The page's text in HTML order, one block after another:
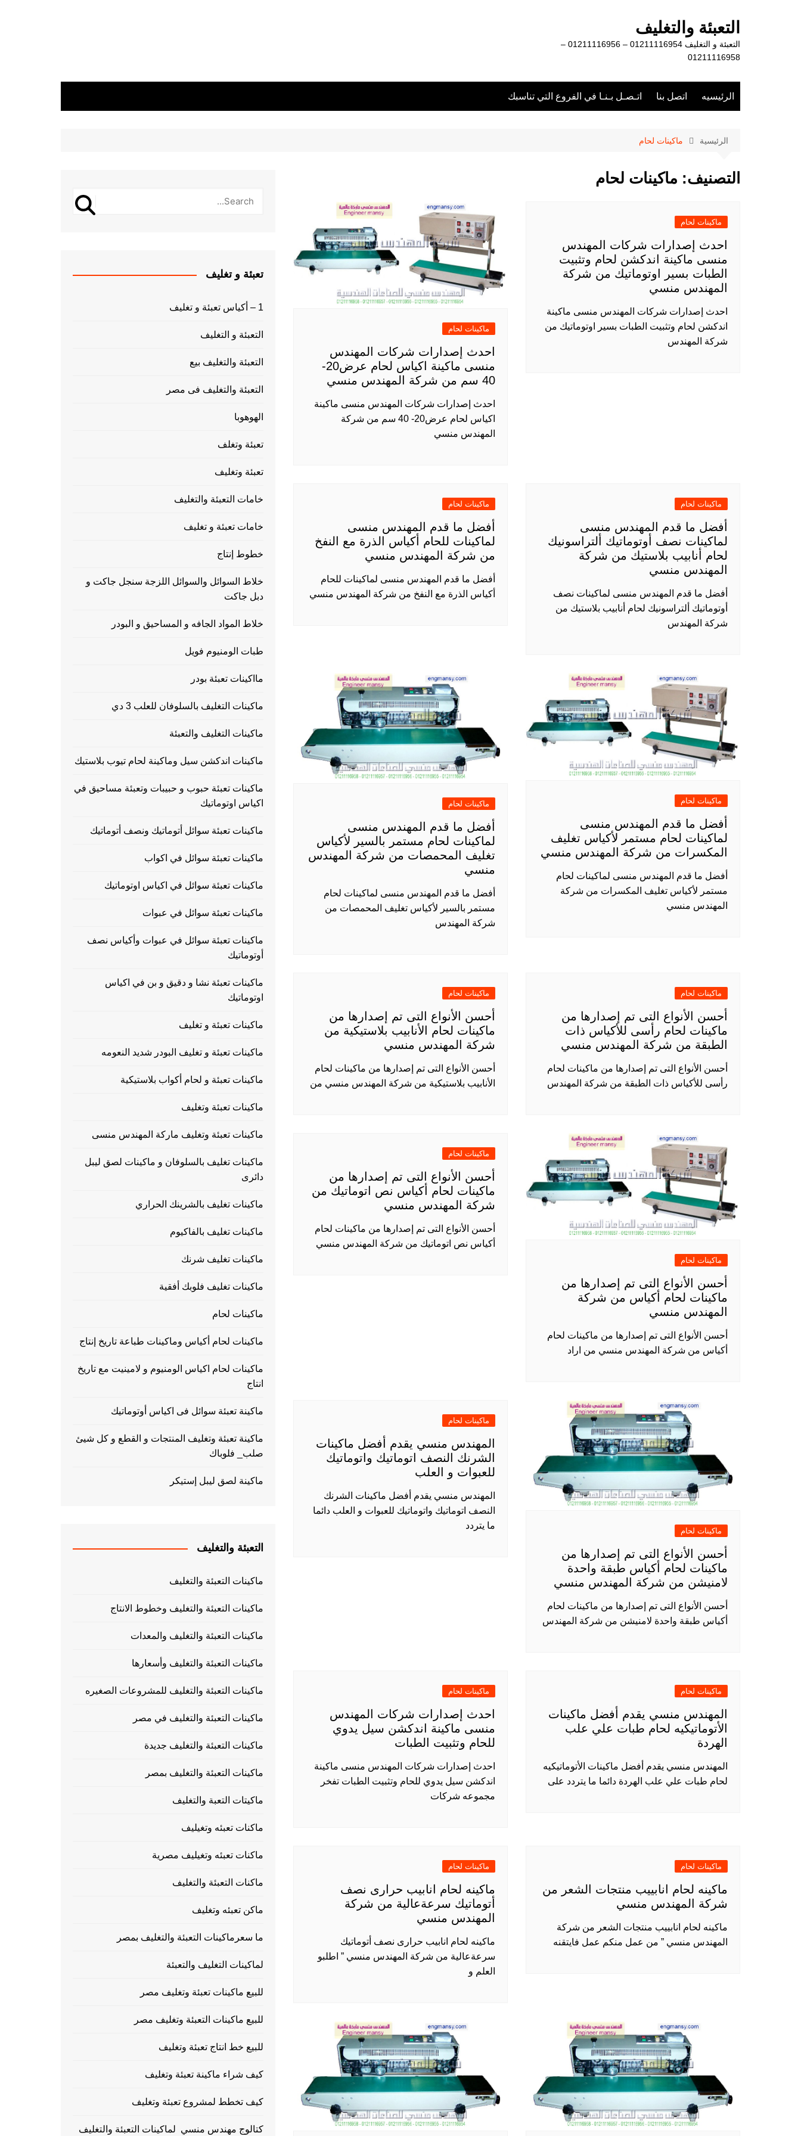
التعبئة والتغليف
التعبئة و التغليف 01211116954 – 01211116956 –
01211116958
الرئيسيه اتصل بنا اتـصـل بـنـا في الفروع التي تناسبك
الرئيسية ماكينات لحام
التصنيف: ماكينات لحام
ماكينات لحام
احدث إصدارات شركات المهندس
منسى ماكينة اندكشن لحام وتثبيت
الطبات بسير اوتوماتيك من شركة
المهندس منسي
احدث إصدارات شركات المهندس منسى ماكينة
اندكشن لحام وتثبيت الطبات بسير اوتوماتيك من
شركة المهندس
ماكينات لحام
احدث إصدارات شركات المهندس
منسى ماكينة اكياس لحام عرض20-
40 سم من شركة المهندس منسي
احدث إصدارات شركات المهندس منسى ماكينة
اكياس لحام عرض20- 40 سم من شركة
المهندس منسي
ماكينات لحام
أفضل ما قدم المهندس منسى
لماكينات نصف أوتوماتيك ألتراسونيك
لحام أنابيب بلاستيك من شركة
المهندس منسي
أفضل ما قدم المهندس منسى لماكينات نصف
أوتوماتيك ألتراسونيك لحام أنابيب بلاستيك من
شركة المهندس
ماكينات لحام
أفضل ما قدم المهندس منسى
لماكينات للحام أكياس الذرة مع النفخ
من شركة المهندس منسي
أفضل ما قدم المهندس منسى لماكينات للحام
أكياس الذرة مع النفخ من شركة المهندس منسي
ماكينات لحام
أفضل ما قدم المهندس منسى
لماكينات لحام مستمر لأكياس تغليف
المكسرات من شركة المهندس منسي
أفضل ما قدم المهندس منسى لماكينات لحام
مستمر لأكياس تغليف المكسرات من شركة
المهندس منسي
ماكينات لحام
أفضل ما قدم المهندس منسى
لماكينات لحام مستمر بالسير لأكياس
تغليف المحمصات من شركة المهندس
منسي
أفضل ما قدم المهندس منسى لماكينات لحام
مستمر بالسير لأكياس تغليف المحمصات من
شركة المهندس
ماكينات لحام
أحسن الأنواع التى تم إصدارها من
ماكينات لحام رأسى للأكياس ذات
الطبقة من شركة المهندس منسي
أحسن الأنواع التى تم إصدارها من ماكينات لحام
رأسى للأكياس ذات الطبقة من شركة المهندس
ماكينات لحام
أحسن الأنواع التى تم إصدارها من
ماكينات لحام الأنابيب بلاستيكية من
شركة المهندس منسي
أحسن الأنواع التى تم إصدارها من ماكينات لحام
الأنابيب بلاستيكية من شركة المهندس منسي من
ماكينات لحام
أحسن الأنواع التى تم إصدارها من
ماكينات لحام أكياس من شركة
المهندس منسي
أحسن الأنواع التى تم إصدارها من ماكينات لحام
أكياس من شركة المهندس منسي من اراد
ماكينات لحام
أحسن الأنواع التى تم إصدارها من
ماكينات لحام أكياس نص اتوماتيك من
شركة المهندس منسي
أحسن الأنواع التى تم إصدارها من ماكينات لحام
أكياس نص اتوماتيك من شركة المهندس منسي
ماكينات لحام
أحسن الأنواع التى تم إصدارها من
ماكينات لحام أكياس طبقة واحدة
لامنيشن من شركة المهندس منسي
أحسن الأنواع التى تم إصدارها من ماكينات لحام
أكياس طبقة واحدة لامنيشن من شركة المهندس
ماكينات لحام
المهندس منسي يقدم أفضل ماكينات
الشرنك النصف اتوماتيك واتوماتيك
للعبوات و العلب
المهندس منسي يقدم أفضل ماكينات الشرنك
النصف اتوماتيك واتوماتيك للعبوات و العلب دائما
ما يتردد
ماكينات لحام
المهندس منسي يقدم أفضل ماكينات
الأتوماتيكيه لحام طبات علي علب
الهردة
المهندس منسي يقدم أفضل ماكينات الأتوماتيكيه
لحام طبات علي علب الهردة دائما ما يتردد على
ماكينات لحام
احدث إصدارات شركات المهندس
منسى ماكينة اندكشن سيل يدوي
للحام وتثبيت الطبات
احدث إصدارات شركات المهندس منسى ماكينة
اندكشن سيل يدوي للحام وتثبيت الطبات تفخر
مجموعه شركات
ماكينات لحام
ماكينه لحام انابييب منتجات الشعر من
شركة المهندس منسي
ماكينه لحام انابييب منتجات الشعر من شركة
المهندس منسي ” من عمل منكم عمل فايتقنه
ماكينات لحام
ماكينه لحام انابيب حرارى نصف
أتوماتيك سرعةعالية من شركة
المهندس منسي
ماكينه لحام انابيب حرارى نصف أتوماتيك
سرعةعالية من شركة المهندس منسي ” اطلبو
العلم و
تعبئة و تغليف
1 – أكياس تعبئة و تغليف
التعبئة و التغليف
التعبئة والتغليف بيع
التعبئة والتغليف فى مصر
الهوهوبا
تعبئة وتغلف
تعبئة وتغليف
خامات التعبئة والتغليف
خامات تعبئة و تغليف
خطوط إنتاج
خلاط السوائل والسوائل اللزجة سنجل جاكت و
دبل جاكت
خلاط المواد الجافه و المساحيق و البودر
طبات الومنيوم فويل
مااكينات تعبئة بودر
ماكينات التغليف بالسلوفان للعلب 3 دي
ماكينات التغليف والتعبئة
ماكينات اندكشن سيل وماكينة لحام تيوب بلاستيك
ماكينات تعبئة حبوب و حبيبات وتعبئة مساحيق في
اكياس اوتوماتيك
ماكينات تعبئة سوائل أتوماتيك ونصف أتوماتيك
ماكينات تعبئة سوائل في اكواب
ماكينات تعبئة سوائل في اكياس اوتوماتيك
ماكينات تعبئة سوائل في عبوات
ماكينات تعبئة سوائل في عبوات وأكياس نصف
أوتوماتيك
ماكينات تعبئة نشا و دقيق و بن في اكياس
اوتوماتيك
ماكينات تعبئة و تغليف
ماكينات تعبئة و تغليف البودر شديد النعومه
ماكينات تعبئة و لحام أكواب بلاستيكية
ماكينات تعبئة وتغليف
ماكينات تعبئة وتغليف ماركة المهندس منسى
ماكينات تغليف بالسلوفان و ماكينات لصق ليبل
دائرى
ماكينات تغليف بالشرينك الحراري
ماكينات تغليف بالفاكيوم
ماكينات تغليف شرنك
ماكينات تغليف فلوبك أفقية
ماكينات لحام
ماكينات لحام أكياس وماكينات طباعة تاريخ إنتاج
ماكينات لحام اكياس الومنيوم و لامينيت مع تاريخ
انتاج
ماكينة تعبئة سوائل فى اكياس أوتوماتيك
ماكينة تعبئة وتغليف المنتجات و القطع و كل شيئ
صلب_ فلوباك
ماكينة لصق ليبل إستيكر
التعبئة والتغليف
ماكينات التعبئة والتغليف
ماكينات التعبئة والتغليف وخطوط الانتاج
ماكينات التعبئة والتغليف والمعدات
ماكينات التعبئة والتغليف وأسعارها
ماكينات التعبئة والتغليف للمشروعات الصغيره
ماكينات التعبئة والتغليف في مصر
ماكينات التعبئة والتغليف جديدة
ماكينات التعبئة والتغليف بمصر
ماكيتات التعبة والتغليف
ماكنات تعبئه وتغيليف
ماكنات تعبئه وتغيليف مصرية
ماكنات التعبئة والتغليف
ماكن تعبئه وتغليف
ما سعرماكينات التعبئة والتغليف بمصر
لماكينات التغليف والتعبئة
للبيع ماكينات تعبئة وتغليف مصر
للبيع ماكينات التعبئة وتغليف مصر
للبيع خط انتاج تعبئة وتغليف
كيف شراء ماكينة تعبئة وتغليف
كيف تخطط لمشروع تعبئة وتغليف
كتالوج مهندس منسي لماكينات التعبئة والتغليف